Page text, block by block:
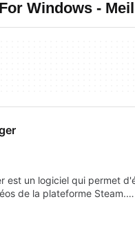
Windows -
est un logiciel qui permet
de la plateforme Steam.…